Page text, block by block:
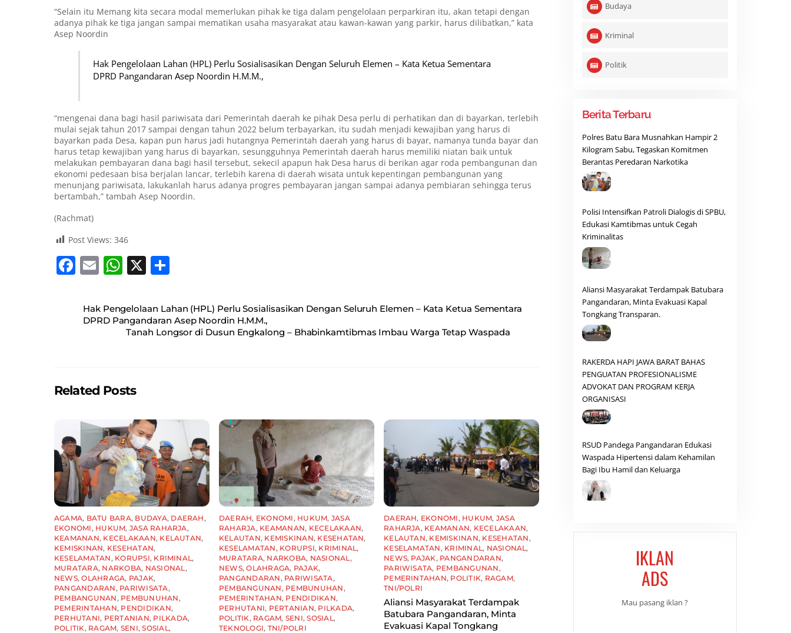
“Selain itu Memang kita secara modal memerlukan pihak ke tiga dalam pengelolaan perparkiran itu, akan tetapi dengan
adanya pihak ke tiga jangan sampai mematikan usaha masyarakat atau kawan-kawan yang parkir, harus dilibatkan,” kata
Asep Noordin
Hak Pengelolaan Lahan (HPL) Perlu Sosialisasikan Dengan Seluruh Elemen – Kata Ketua Sementara
DPRD Pangandaran Asep Noordin H.M.M.,
“mengenai dana bagi hasil pariwisata dari Pemerintah daerah ke pihak Desa perlu di perhatikan dan di bayarkan, terlebih
mulai sejak tahun 2017 sampai dengan tahun 2022 belum terbayarkan, itu sudah menjadi kewajiban yang harus di
bayarkan pada Desa, kapan pun harus jadi hutangnya Pemerintah daerah yang harus di bayar, namanya tunda bayar dan
harus tetap kewajiban yang harus di bayarkan, sesungguhnya Pemerintah daerah harus memiliki niatan baik untuk
melakukan pembayaran dana bagi hasil tersebut, sekecil apapun hak Desa harus di berikan agar roda pembangunan dan
ekonomi pedesaan bisa berjalan lancar, terlebih karena di daerah wisata untuk kepentingan pembangunan yang
menunjang pariwisata, lakukanlah harus adanya progres pembayaran jangan sampai adanya pembiaran sehingga terus
bertambah,” tambah Asep Noordin.
(Rachmat)
Post Views: 346
F
c
e
k
E
ai
l
W
at
s
A
X
ar
e
Hak Pengelolaan Lahan (HPL) Perlu Sosialisasikan Dengan Seluruh Elemen – Kata Ketua Sementara
DPRD Pangandaran Asep Noordin H.M.M.,
Tanah Longsor di Dusun Engkalong – Bhabinkamtibmas Imbau Warga Tetap Waspada
Related Posts
AGAMA, BATU BARA, BUDAYA, DAERAH,
EKONOMI, HUKUM, JASA RAHARJA,
KEAMANAN, KECELAKAAN, KELAUTAN,
KEMISKINAN, KESEHATAN,
KESELAMATAN, KORUPSI, KRIMINAL,
MURATARA, NARKOBA, NASIONAL,
NEWS,OLAHRAGA, PAJAK,
PANGANDARAN, PARIWISATA,
PEMBANGUNAN, PEMBUNUHAN,
PEMERINTAHAN, PENDIDIKAN,
PERHUTANI, PERTANIAN, PILKADA,
POLITIK, RAGAM, SENI,SOSIAL,
DAERAH, EKONOMI, HUKUM, JASA
RAHARJA, KEAMANAN, KECELAKAAN,
KELAUTAN, KEMISKINAN, KESEHATAN,
KESELAMATAN, KORUPSI, KRIMINAL,
MURATARA, NARKOBA, NASIONAL,
NEWS,OLAHRAGA, PAJAK,
PANGANDARAN, PARIWISATA,
PEMBANGUNAN, PEMBUNUHAN,
PEMERINTAHAN, PENDIDIKAN,
PERHUTANI, PERTANIAN, PILKADA,
POLITIK, RAGAM, SENI,SOSIAL,
TEKNOLOGI, TNI/POLRI
DAERAH, EKONOMI, HUKUM, JASA
RAHARJA, KEAMANAN, KECELAKAAN,
KELAUTAN, KEMISKINAN, KESEHATAN,
KESELAMATAN, KRIMINAL, NASIONAL,
NEWS, PAJAK, PANGANDARAN,
PARIWISATA, PEMBANGUNAN,
PEMERINTAHAN, POLITIK, RAGAM,
TNI/POLRI
Aliansi Masyarakat Terdampak
Batubara Pangandaran, Minta
Evakuasi Kapal Tongkang
Budaya
Kriminal
Politik
Berita Terbaru
Polres Batu Bara Musnahkan Hampir 2
Kilogram Sabu, Tegaskan Komitmen
Berantas Peredaran Narkotika
Polisi Intensifkan Patroli Dialogis di SPBU,
Edukasi Kamtibmas untuk Cegah
Kriminalitas
Aliansi Masyarakat Terdampak Batubara
Pangandaran, Minta Evakuasi Kapal
Tongkang Transparan.
RAKERDA HAPI JAWA BARAT BAHAS
PENGUATAN PROFESIONALISME
ADVOKAT DAN PROGRAM KERJA
ORGANISASI
RSUD Pandega Pangandaran Edukasi
Waspada Hipertensi dalam Kehamilan
Bagi Ibu Hamil dan Keluarga
IKLAN
ADS
Mau pasang iklan ?